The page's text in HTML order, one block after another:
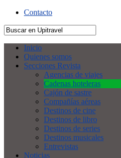
Contacto
Inicio
Quienes somos
Secciones Revista
Agencias de viajes
Cadenas hoteleras
Cajón de sastre
Compañías aéreas
Destinos de cine
Destinos de libro
Destinos de series
Destinos musicales
Entrevistas
Noticias